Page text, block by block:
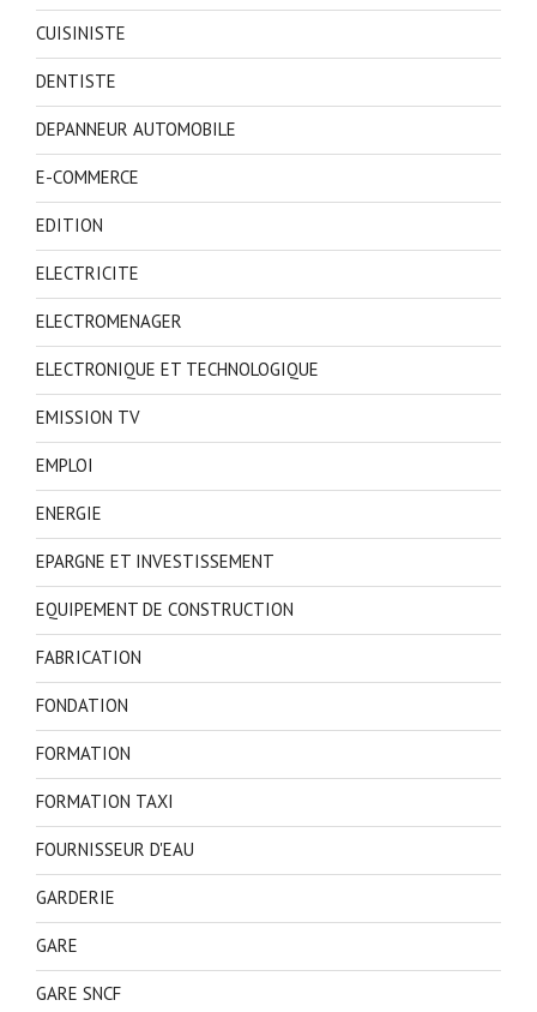
CUISINISTE
DENTISTE
DEPANNEUR AUTOMOBILE
E-COMMERCE
EDITION
ELECTRICITE
ELECTROMENAGER
ELECTRONIQUE ET TECHNOLOGIQUE
EMISSION TV
EMPLOI
ENERGIE
EPARGNE ET INVESTISSEMENT
EQUIPEMENT DE CONSTRUCTION
FABRICATION
FONDATION
FORMATION
FORMATION TAXI
FOURNISSEUR D'EAU
GARDERIE
GARE
GARE SNCF